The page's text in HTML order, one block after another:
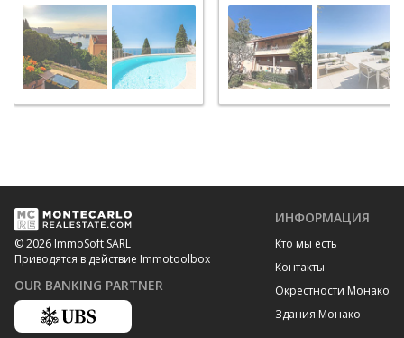
© 2026 ImmoSoft SARL
Приводятся в действие Immotoolbox
OUR BANKING PARTNER
ИНФОРМАЦИЯ
Кто мы есть
Контакты
Окрестности Монако
Здания Монако